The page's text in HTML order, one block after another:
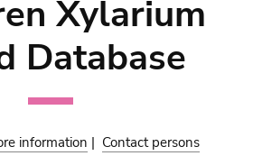
Xylarium
Database
information | Contact persons